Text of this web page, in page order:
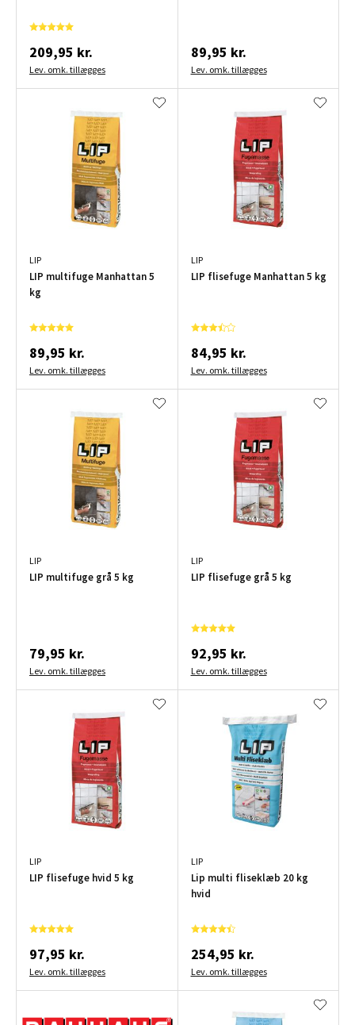
209,95 kr.
Lev. omk. tillægges
89,95 kr.
Lev. omk. tillægges
LIP
LIP multifuge Manhattan 5
kg
89,95 kr.
Lev. omk. tillægges
LIP
LIP flisefuge Manhattan 5 kg
84,95 kr.
Lev. omk. tillægges
LIP
LIP multifuge grå 5 kg
79,95 kr.
Lev. omk. tillægges
LIP
LIP flisefuge grå 5 kg
92,95 kr.
Lev. omk. tillægges
LIP
LIP flisefuge hvid 5 kg
97,95 kr.
Lev. omk. tillægges
LIP
Lip multi fliseklæb 20 kg
hvid
254,95 kr.
Lev. omk. tillægges